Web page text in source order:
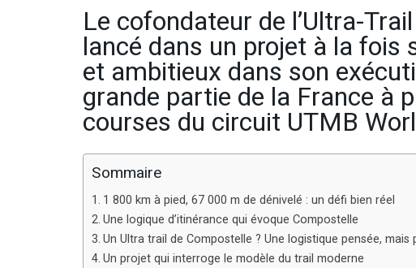
Le cofondateur de l’Ultra-
lancé dans un projet à la fois
et ambitieux dans son
grande partie de la France à
courses du circuit UTMB
Sommaire
1 800 km à pied, 67 000 m de dénivelé : un défi bien réel
Une logique d’itinérance qui évoque Compostelle
Un Ultra trail de Compostelle ? Une logistique pensée, mais
Un projet qui interroge le modèle du trail moderne